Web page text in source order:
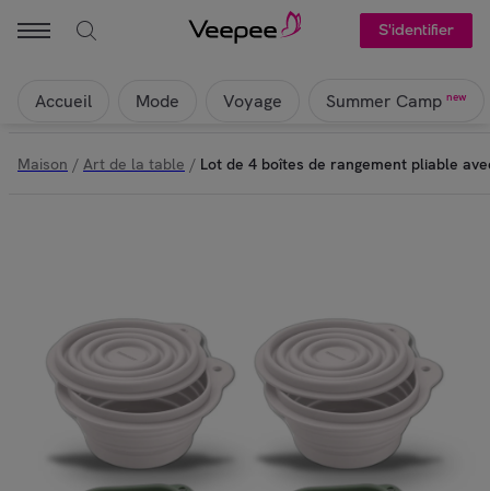
S'identifier
Accueil Mode Voyage Summer Camp new
Maison / Art de la table / Lot de 4 boîtes de rangement pliable